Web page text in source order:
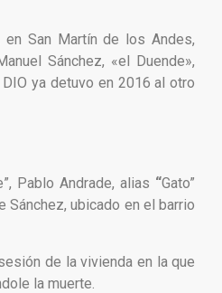
San Martín de los Andes,
Sánchez, «el Duende»,
ya detuvo en 2016 al otro
Pablo Andrade, alias “Gato”
Sánchez, ubicado en el barrio
de la vivienda en la que
la muerte.